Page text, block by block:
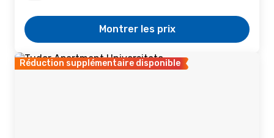
Montrer les prix
Réduction supplémentaire disponible